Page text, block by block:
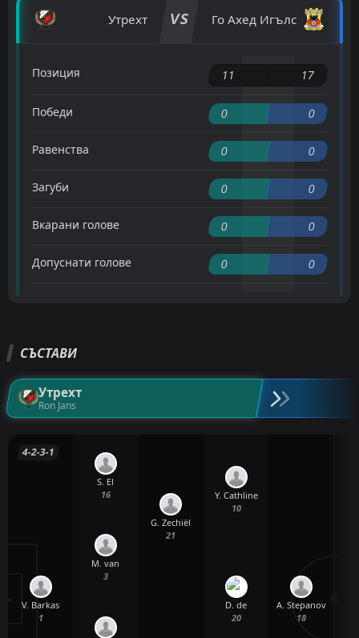
Утрехт VS Го Ахед Игълс
Позиция 11 17
Победи 0 0
Равенства 0 0
Загуби 0 0
Вкарани голове 0 0
Допуснати голове 0 0
СЪСТАВИ
Утрехт
Ron Jans
4-2-3-1
V. Barkas
1
M. van
3
S. El
16
G. Zechiël
21
D. de
20
Y. Cathline
10
A. Stepanov
18